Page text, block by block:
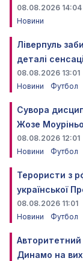
08.08.2026 14:04
Новини
Ліверпуль
деталі
08.08.2026 13:01
Новини
Футбол
Сувора
Жозе
08.08.2026 12:01
Новини
Футбол
Терористи з
української
08.08.2026 11:01
Новини
Футбол
Авторитетний
Динамо на